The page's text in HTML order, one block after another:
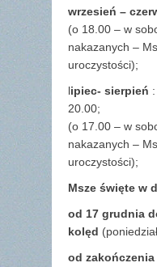
wrzesień –
(o 18.00 – w
nakazanych –
uroczystości);
lipiec- sierpień
20.00;
(o 17.00 – w
nakazanych –
uroczystości);
Msze święte w
od 17 grudnia
kolęd
od